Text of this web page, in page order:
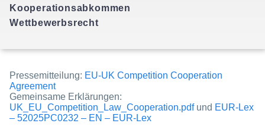
Kooperationsabkommen
Pressemitteilung: EU-UK Competition Cooperation
Agreement
Gemeinsame Erklärungen:
UK_EU_Competition_Law_Cooperation.pdfund EUR-Lex
– 52025PC0232 – EN – EUR-Lex